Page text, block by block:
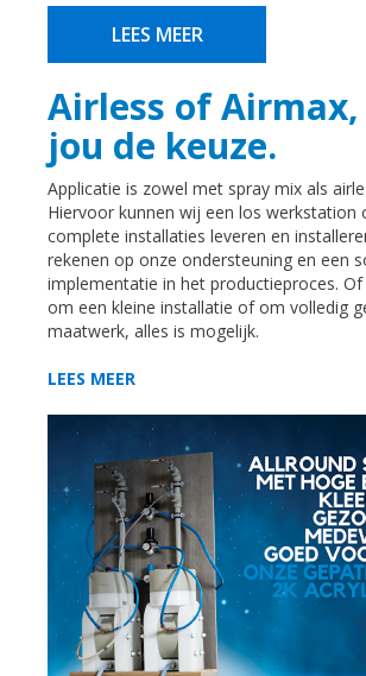
LEES MEER
Airless of Airmax,
jou de keuze.
Applicatie is zowel met spray mix als
Hiervoor kunnen wij een los werkstation
complete installaties leveren en
rekenen op onze ondersteuning en een
implementatie in het productieproces.
om een kleine installatie of om volledig
maatwerk, alles is mogelijk.
LEES MEER